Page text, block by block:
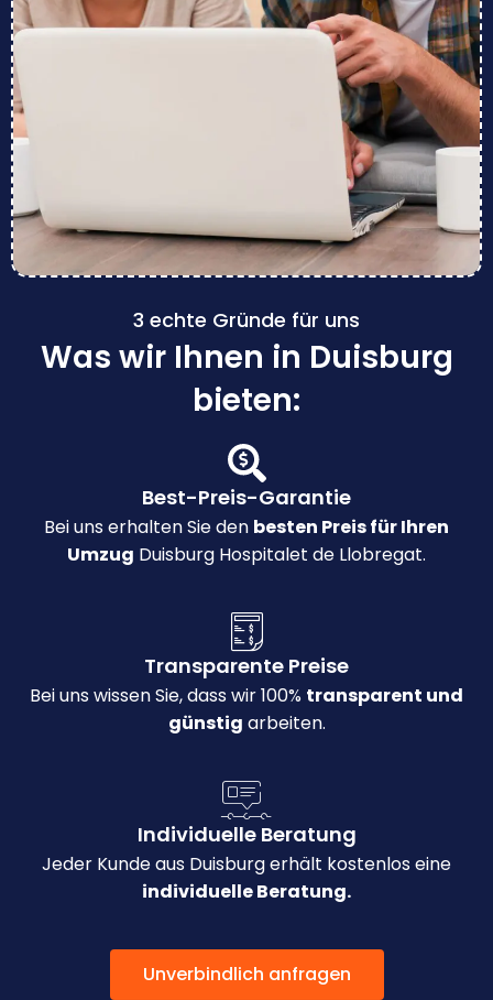
3 echte Gründe für uns
Was wir Ihnen in Duisburg
bieten:
Best-Preis-Garantie
Bei uns erhalten Sie den besten Preis für Ihren
Umzug Duisburg Hospitalet de Llobregat.
Transparente Preise
Bei uns wissen Sie, dass wir 100% transparent und
günstig arbeiten.
Individuelle Beratung
Jeder Kunde aus Duisburg erhält kostenlos eine
individuelle Beratung.
Unverbindlich anfragen